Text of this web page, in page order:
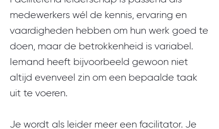
medewerkers wél de kennis, ervaring en
vaardigheden hebben om hun werk goed te
doen, maar de betrokkenheid is variabel.
Iemand heeft bijvoorbeeld gewoon niet
altijd evenveel zin om een bepaalde taak
uit te voeren.
Je wordt als leider meer een facilitator. Je